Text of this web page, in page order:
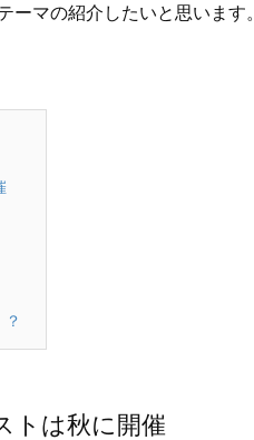
マの紹介したいと思います。
トは秋に開催